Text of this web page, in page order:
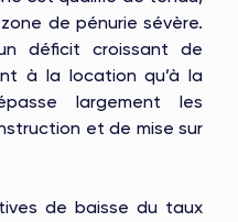
de pénurie sévère.
déficit croissant de
à la location qu’à la
largement les
et de mise sur
de baisse du taux